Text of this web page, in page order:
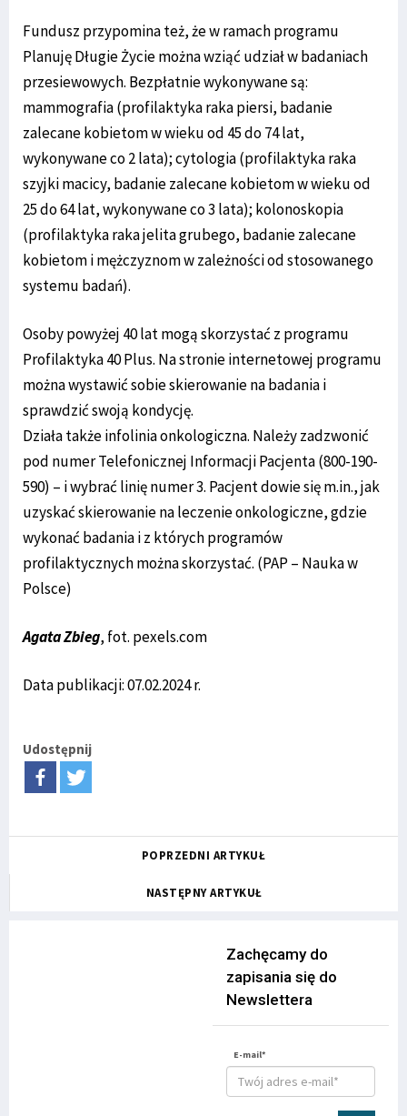
Fundusz przypomina też, że w ramach programu
Planuję Długie Życie można wziąć udział w badaniach
przesiewowych. Bezpłatnie wykonywane są:
mammografia (profilaktyka raka piersi, badanie
zalecane kobietom w wieku od 45 do 74 lat,
wykonywane co 2 lata); cytologia (profilaktyka raka
szyjki macicy, badanie zalecane kobietom w wieku od
25 do 64 lat, wykonywane co 3 lata); kolonoskopia
(profilaktyka raka jelita grubego, badanie zalecane
kobietom i mężczyznom w zależności od stosowanego
systemu badań).
Osoby powyżej 40 lat mogą skorzystać z programu
Profilaktyka 40 Plus. Na stronie internetowej programu
można wystawić sobie skierowanie na badania i
sprawdzić swoją kondycję.
Działa także infolinia onkologiczna. Należy zadzwonić
pod numer Telefonicznej Informacji Pacjenta (800-190-
590) – i wybrać linię numer 3. Pacjent dowie się m.in., jak
uzyskać skierowanie na leczenie onkologiczne, gdzie
wykonać badania i z których programów
profilaktycznych można skorzystać. (PAP – Nauka w
Polsce)
Agata Zbieg, fot. pexels.com
Data publikacji: 07.02.2024 r.
Udostępnij
POPRZEDNI ARTYKUŁ
NASTĘPNY ARTYKUŁ
Zachęcamy do
zapisania się do
Newslettera
E-mail*